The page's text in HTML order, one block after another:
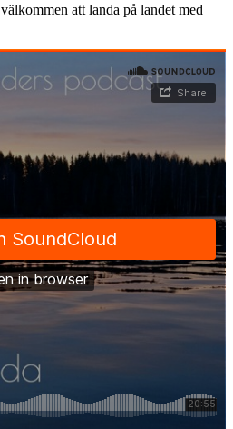
att landa på landet med